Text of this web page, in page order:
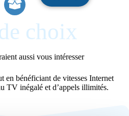
aussi vous intéresser
choix
en bénéficiant de vitesses Internet
TV inégalé et d’appels illimités.